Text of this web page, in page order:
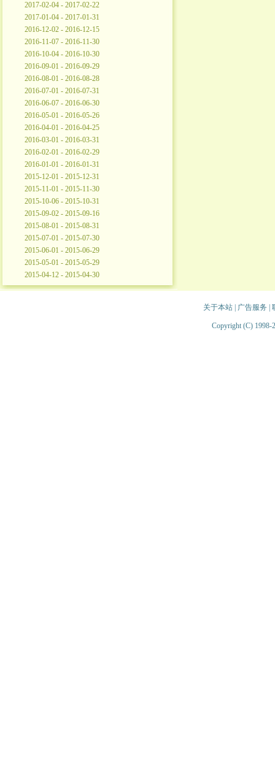
2017-02-04 - 2017-02-22
2017-01-04 - 2017-01-31
2016-12-02 - 2016-12-15
2016-11-07 - 2016-11-30
2016-10-04 - 2016-10-30
2016-09-01 - 2016-09-29
2016-08-01 - 2016-08-28
2016-07-01 - 2016-07-31
2016-06-07 - 2016-06-30
2016-05-01 - 2016-05-26
2016-04-01 - 2016-04-25
2016-03-01 - 2016-03-31
2016-02-01 - 2016-02-29
2016-01-01 - 2016-01-31
2015-12-01 - 2015-12-31
2015-11-01 - 2015-11-30
2015-10-06 - 2015-10-31
2015-09-02 - 2015-09-16
2015-08-01 - 2015-08-31
2015-07-01 - 2015-07-30
2015-06-01 - 2015-06-29
2015-05-01 - 2015-05-29
2015-04-12 - 2015-04-30
关于本站| 广告服务
Copyright (C) 1998-